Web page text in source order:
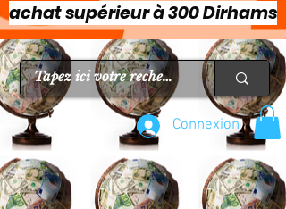
achat supérieur à 300 Dirhams
Connexion